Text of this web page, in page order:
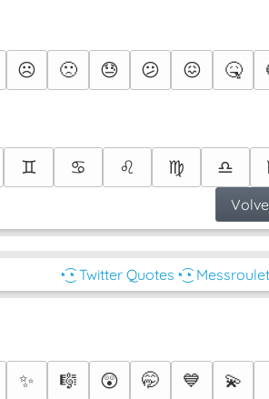
☹️ 🙁 😓 😕 😖 🤒
♊ ♋ ♌ ♍ ♎
◔͜͡◔ Twitter Quotes ◔͜͡◔
✨ 🎼 😲 🤭 💙 💫